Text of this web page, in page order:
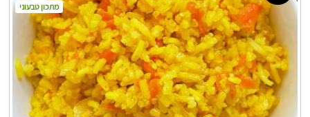
מתכון טבעוני